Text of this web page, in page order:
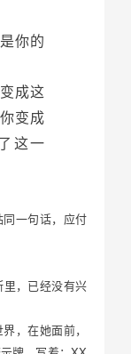
你的
成这
变成
这一
一句话，应付
，已经没有兴
，在她面前，